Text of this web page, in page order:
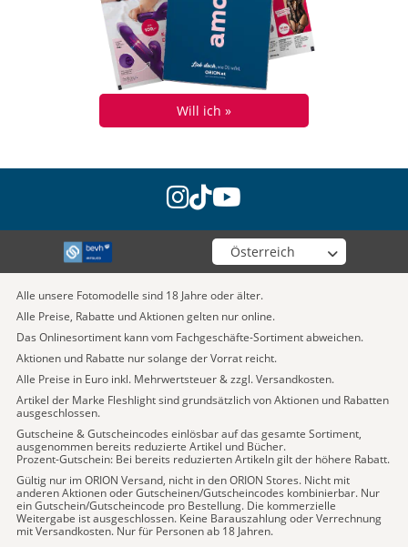
Will ich »
instagram
tiktok
youtube
Wähle deinen Shop
Alle unsere Fotomodelle sind 18 Jahre oder älter.
Alle Preise, Rabatte und Aktionen gelten nur online.
Das Onlinesortiment kann vom Fachgeschäfte-Sortiment abweichen.
Aktionen und Rabatte nur solange der Vorrat reicht.
Alle Preise in Euro inkl. Mehrwertsteuer & zzgl. Versandkosten.
Artikel der Marke Fleshlight sind grundsätzlich von Aktionen und Rabatten
ausgeschlossen.
Gutscheine & Gutscheincodes einlösbar auf das gesamte Sortiment,
ausgenommen bereits reduzierte Artikel und Bücher.
Prozent-Gutschein: Bei bereits reduzierten Artikeln gilt der höhere Rabatt.
Gültig nur im ORION Versand, nicht in den ORION Stores. Nicht mit
anderen Aktionen oder Gutscheinen/Gutscheincodes kombinierbar. Nur
ein Gutschein/Gutscheincode pro Bestellung. Die kommerzielle
Weitergabe ist ausgeschlossen. Keine Barauszahlung oder Verrechnung
mit Versandkosten. Nur für Personen ab 18 Jahren.